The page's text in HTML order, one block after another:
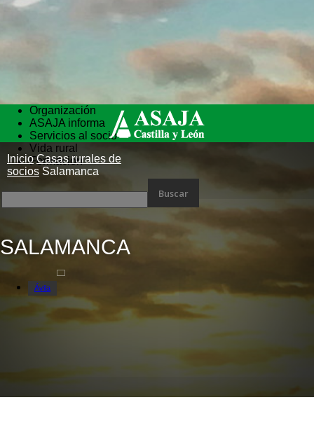
Organización
ASAJA informa
Servicios al socio
Vida rural
Formación
Inicio Casas rurales de
socios Salamanca
SALAMANCA
Ávila